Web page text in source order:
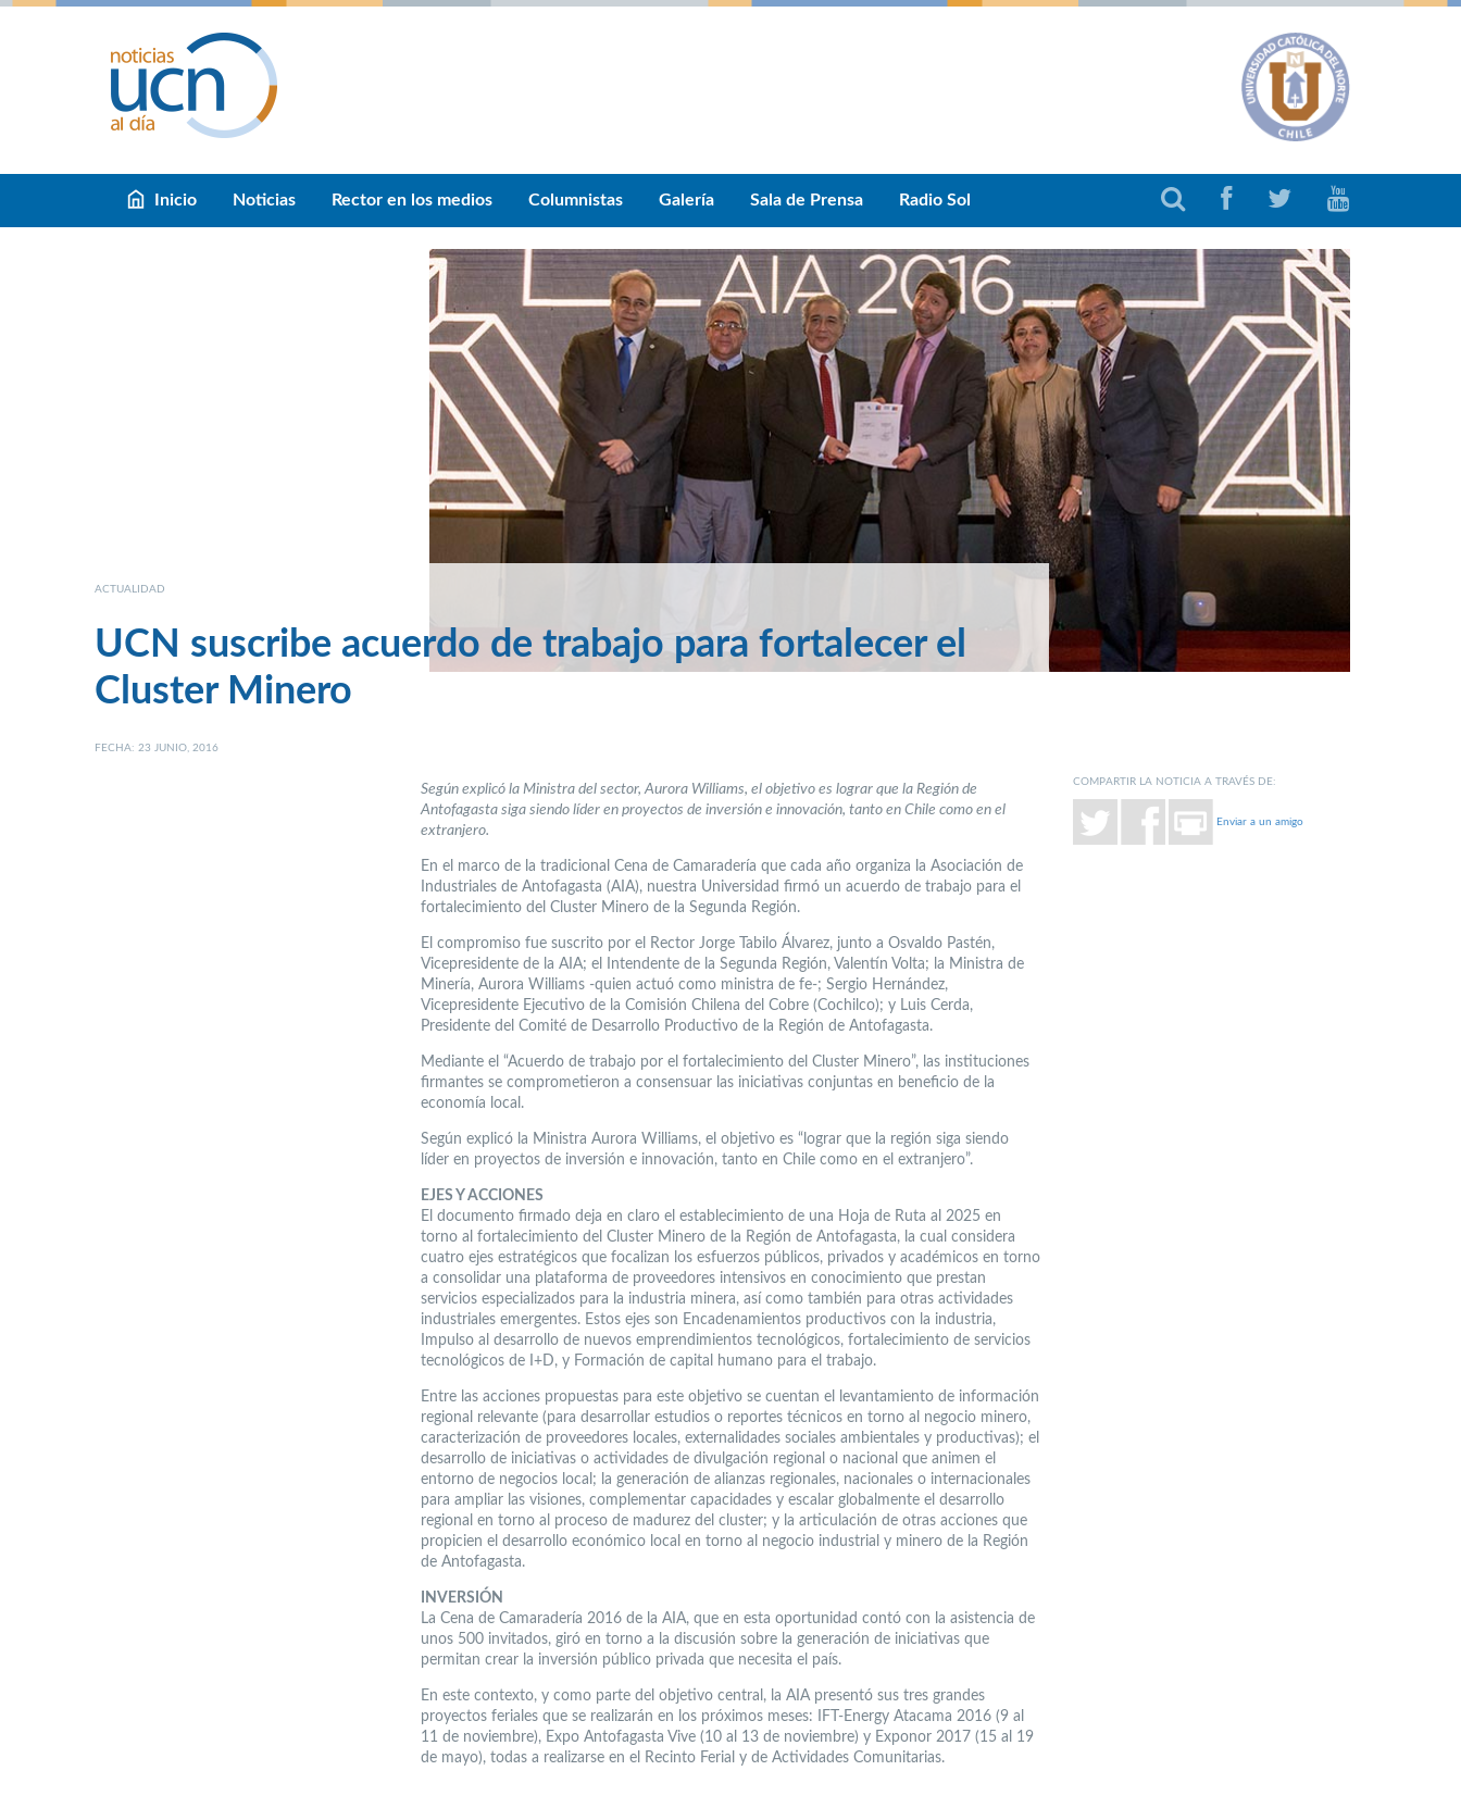
Inicio Noticias Rector en los medios Columnistas Galería Sala de Prensa Radio Sol
ACTUALIDAD
UCN suscribe acuerdo de trabajo para fortalecer el
Cluster Minero
FECHA: 23 JUNIO, 2016
Según explicó la Ministra del sector, Aurora Williams, el objetivo es lograr que la Región de
Antofagasta siga siendo líder en proyectos de inversión e innovación, tanto en Chile como en el
extranjero.
En el marco de la tradicional Cena de Camaradería que cada año organiza la Asociación de
Industriales de Antofagasta (AIA), nuestra Universidad firmó un acuerdo de trabajo para el
fortalecimiento del Cluster Minero de la Segunda Región.
El compromiso fue suscrito por el Rector Jorge Tabilo Álvarez, junto a Osvaldo Pastén,
Vicepresidente de la AIA; el Intendente de la Segunda Región, Valentín Volta; la Ministra de
Minería, Aurora Williams -quien actuó como ministra de fe-; Sergio Hernández,
Vicepresidente Ejecutivo de la Comisión Chilena del Cobre (Cochilco); y Luis Cerda,
Presidente del Comité de Desarrollo Productivo de la Región de Antofagasta.
Mediante el “Acuerdo de trabajo por el fortalecimiento del Cluster Minero”, las instituciones
firmantes se comprometieron a consensuar las iniciativas conjuntas en beneficio de la
economía local.
Según explicó la Ministra Aurora Williams, el objetivo es “lograr que la región siga siendo
líder en proyectos de inversión e innovación, tanto en Chile como en el extranjero”.
EJES Y ACCIONES
El documento firmado deja en claro el establecimiento de una Hoja de Ruta al 2025 en
torno al fortalecimiento del Cluster Minero de la Región de Antofagasta, la cual considera
cuatro ejes estratégicos que focalizan los esfuerzos públicos, privados y académicos en torno
a consolidar una plataforma de proveedores intensivos en conocimiento que prestan
servicios especializados para la industria minera, así como también para otras actividades
industriales emergentes. Estos ejes son Encadenamientos productivos con la industria,
Impulso al desarrollo de nuevos emprendimientos tecnológicos, fortalecimiento de servicios
tecnológicos de I+D, y Formación de capital humano para el trabajo.
Entre las acciones propuestas para este objetivo se cuentan el levantamiento de información
regional relevante (para desarrollar estudios o reportes técnicos en torno al negocio minero,
caracterización de proveedores locales, externalidades sociales ambientales y productivas); el
desarrollo de iniciativas o actividades de divulgación regional o nacional que animen el
entorno de negocios local; la generación de alianzas regionales, nacionales o internacionales
para ampliar las visiones, complementar capacidades y escalar globalmente el desarrollo
regional en torno al proceso de madurez del cluster; y la articulación de otras acciones que
propicien el desarrollo económico local en torno al negocio industrial y minero de la Región
de Antofagasta.
INVERSIÓN
La Cena de Camaradería 2016 de la AIA, que en esta oportunidad contó con la asistencia de
unos 500 invitados, giró en torno a la discusión sobre la generación de iniciativas que
permitan crear la inversión público privada que necesita el país.
En este contexto, y como parte del objetivo central, la AIA presentó sus tres grandes
proyectos feriales que se realizarán en los próximos meses: IFT-Energy Atacama 2016 (9 al
11 de noviembre), Expo Antofagasta Vive (10 al 13 de noviembre) y Exponor 2017 (15 al 19
de mayo), todas a realizarse en el Recinto Ferial y de Actividades Comunitarias.
COMPARTIR LA NOTICIA A TRAVÉS DE:
Enviar a un amigo